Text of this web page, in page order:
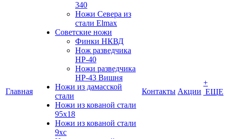
Главная
340
Ножи Севера из
стали Elmax
Советские ножи
Финки НКВД
Нож разведчика
НР-40
Ножи разведчика
НР-43 Вишня
Ножи из дамасской
стали
Ножи из кованой стали
95х18
Ножи из кованой стали
9хс
Контакты Акции
+
ЕЩЕ